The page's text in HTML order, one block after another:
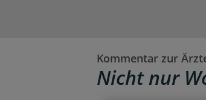
Kommentar zur
Nicht nur